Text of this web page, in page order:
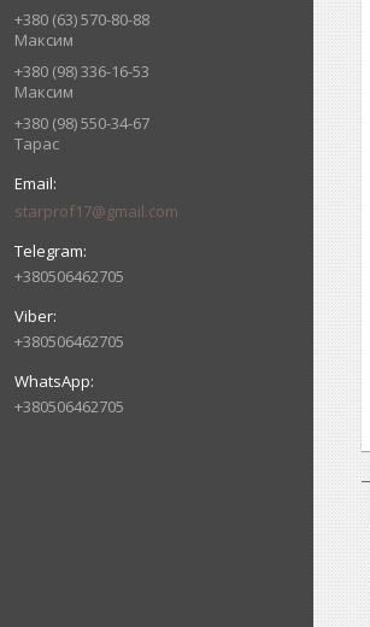
+380 (63) 570-80-88
Максим
+380 (98) 336-16-53
Максим
+380 (98) 550-34-67
Тарас
starprof17@gmail.com
+380506462705
+380506462705
+380506462705